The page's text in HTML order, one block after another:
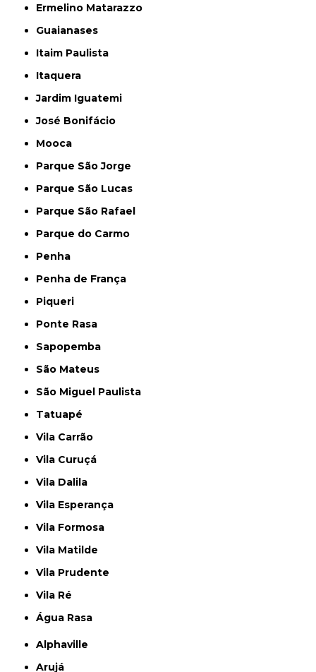
Ermelino Matarazzo
Guaianases
Itaim Paulista
Itaquera
Jardim Iguatemi
José Bonifácio
Mooca
Parque São Jorge
Parque São Lucas
Parque São Rafael
Parque do Carmo
Penha
Penha de França
Piqueri
Ponte Rasa
Sapopemba
São Mateus
São Miguel Paulista
Tatuapé
Vila Carrão
Vila Curuçá
Vila Dalila
Vila Esperança
Vila Formosa
Vila Matilde
Vila Prudente
Vila Ré
Água Rasa
Alphaville
Arujá